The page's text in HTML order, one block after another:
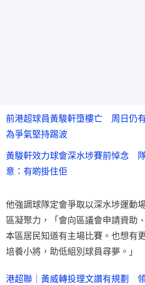
前港超球員黃駿軒墮樓亡 周日仍
為爭氣堅持踢波
黃駿軒效力球會深水埗賽前悼念
意：有啲掛住佢
他強調球隊定會爭取以深水埗運動
區凝聚力，「會向區議會申請資助
本區居民知道有主場比賽。也想有
培養小將，助低組別球員尋夢。」
港超聯｜黃威轉投理文讚有規劃